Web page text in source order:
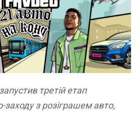
третій етап
з розіграшем авто,